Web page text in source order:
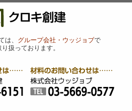
は、 グループ会社・ウッジョブで
り扱っております。